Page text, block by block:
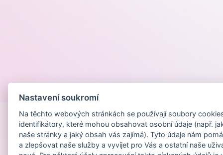
Nastavení soukromí
Na těchto webových stránkách se používají soubory
identifikátory, které mohou obsahovat osobní údaje (např.
naše stránky a jaký obsah vás zajímá). Tyto údaje nám
a zlepšovat naše služby a vyvíjet pro Vás a ostatní naše